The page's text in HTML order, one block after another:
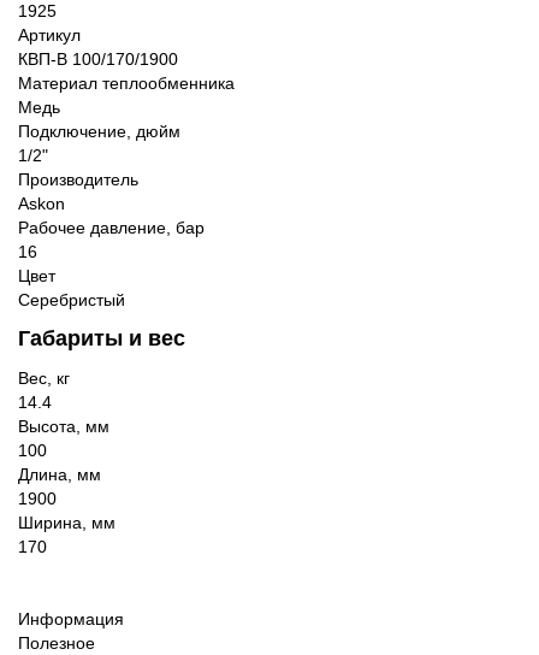
1925
Артикул
КВП-В 100/170/1900
Материал теплообменника
Медь
Подключение, дюйм
1/2"
Производитель
Аskon
Рабочее давление, бар
16
Цвет
Серебристый
Габариты и вес
Вес, кг
14.4
Высота, мм
100
Длина, мм
1900
Ширина, мм
170
Информация
Полезное